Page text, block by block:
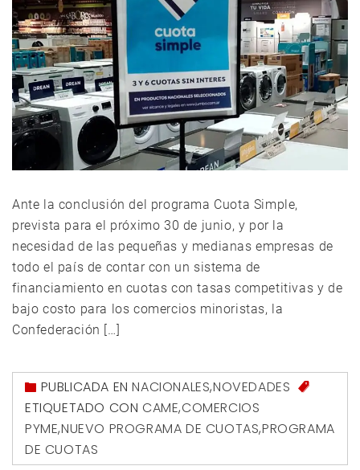
Ante la conclusión del programa Cuota Simple,
prevista para el próximo 30 de junio, y por la
necesidad de las pequeñas y medianas empresas de
todo el país de contar con un sistema de
financiamiento en cuotas con tasas competitivas y de
bajo costo para los comercios minoristas, la
Confederación […]
PUBLICADA ENNACIONALES,NOVEDADES
ETIQUETADO CON CAME,COMERCIOS
PYME,NUEVO PROGRAMA DE CUOTAS,PROGRAMA
DE CUOTAS